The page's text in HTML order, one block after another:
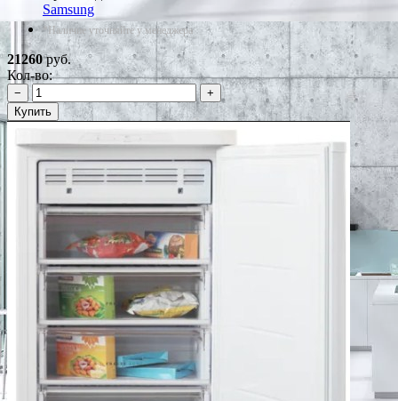
Samsung
*Наличие уточняйте у менеджера
21260руб.
Кол-во:
−
+
Купить